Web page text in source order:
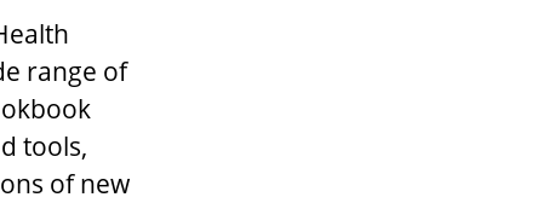
range of
tools,
of new